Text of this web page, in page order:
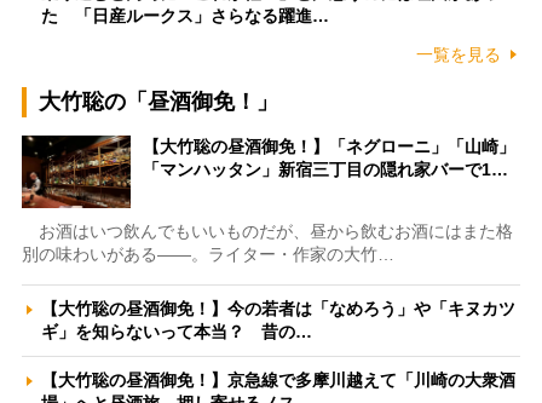
た 「日産ルークス」さらなる躍進…
一覧を見る
大竹聡の「昼酒御免！」
【大竹聡の昼酒御免！】「ネグローニ」「山崎」
「マンハッタン」新宿三丁目の隠れ家バーで1…
お酒はいつ飲んでもいいものだが、昼から飲むお酒にはまた格
別の味わいがある――。ライター・作家の大竹…
【大竹聡の昼酒御免！】今の若者は「なめろう」や「キヌカツ
ギ」を知らないって本当？ 昔の…
【大竹聡の昼酒御免！】京急線で多摩川越えて「川崎の大衆酒